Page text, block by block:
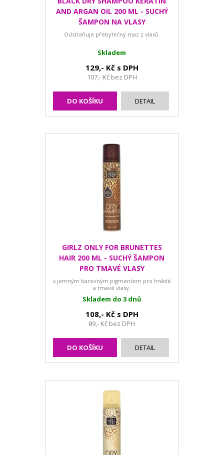
AND ARGAN OIL 200 ML - SUCHÝ
ŠAMPON NA VLASY
Odstraňuje přebytečný maz z vlasů.
Skladem
129,- Kč s DPH
107,- Kč bez DPH
DO KOŠÍKU DETAIL
GIRLZ ONLY FOR BRUNETTES
HAIR 200 ML - SUCHÝ ŠAMPON
PRO TMAVÉ VLASY
s jemným barevným pigmentem pro hnědé
a tmavé vlasy.
Skladem do 3 dnů
108,- Kč s DPH
89,- Kč bez DPH
DO KOŠÍKU DETAIL